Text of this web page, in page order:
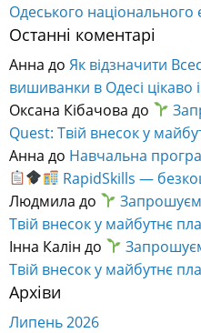
Одеського національного
Останні коментарі
Анна до Як відзначити
вишиванки в Одесі
Оксана Кібачова до
Quest: Твій внесок у
Анна до Навчальна
RapidSkills —
Людмила до
Твій внесок у майбутнє
Інна Калін до
Твій внесок у майбутнє
Архіви
Липень 2026